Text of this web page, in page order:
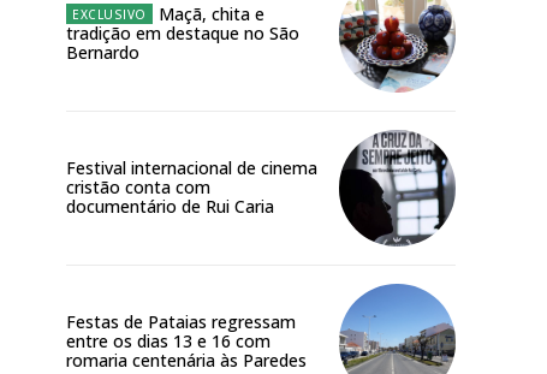
Maçã, chita e
tradição em destaque no São
Bernardo
Festival internacional de cinema
cristão conta com
documentário de Rui Caria
Festas de Pataias regressam
entre os dias 13 e 16 com
romaria centenária às Paredes